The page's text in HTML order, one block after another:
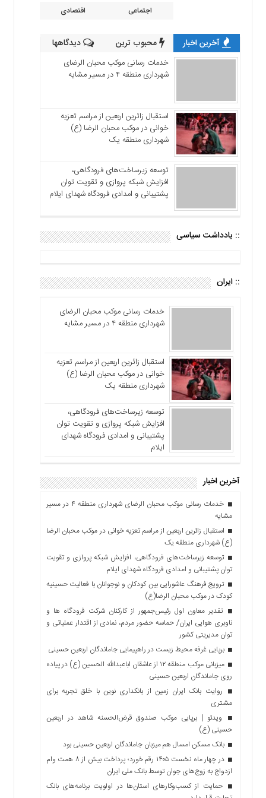
اجتماعی اقتصادی
آخرین اخبار محبوب ترین دیدگاهها
خدمات رسانی موکب محبان الرضای
شهرداری منطقه ۴ در مسیر مشایه
استقبال زائرین اربعین از مراسم تعزیه
خوانی در موکب محبان الرضا (ع)
شهرداری منطقه یک
توسعه زیرساخت‌های فرودگاهی،
افزایش شبکه پروازی و تقویت توان
پشتیبانی و امدادی فرودگاه شهدای ایلام
:: یادداشت سیاسی
:: ایران
خدمات رسانی موکب محبان الرضای
شهرداری منطقه ۴ در مسیر مشایه
استقبال زائرین اربعین از مراسم تعزیه
خوانی در موکب محبان الرضا (ع)
شهرداری منطقه یک
توسعه زیرساخت‌های فرودگاهی،
افزایش شبکه پروازی و تقویت توان
پشتیبانی و امدادی فرودگاه شهدای
ایلام
آخرین اخبار
خدمات رسانی موکب محبان الرضای شهرداری منطقه ۴ در مسیر
مشایه
استقبال زائرین اربعین از مراسم تعزیه خوانی در موکب محبان الرضا
(ع) شهرداری منطقه یک
توسعه زیرساخت‌های فرودگاهی، افزایش شبکه پروازی و تقویت
توان پشتیبانی و امدادی فرودگاه شهدای ایلام
ترویج فرهنگ عاشورایی بین کودکان و نوجوانان با فعالیت حسینیه
کودک در موکب محبان الرضا(ع)
تقدیر معاون اول رئیس‌جمهور از کارکنان شرکت فرودگاه ها و
ناوبری هوایی ایران/ حماسه حضور مردم، نمادی از اقتدار عملیاتی و
توان مدیریتی کشور
برپایی غرفه محیط زیست در راهپیمایی جاماندگان اربعین حسینی
میزبانی موکب منطقه ۱۲ از عاشقان اباعبدالله الحسین (ع) در پیاده
روی جاماندگان اربعین حسینی
روایت بانک ایران زمین از بانکداری نوین با خلق تجربه برای
مشتری
ویدئو | برپایی موکب صندوق قرض‌الحسنه شاهد در اربعین
حسینی (ع)
بانک مسکن امسال هم میزبان جاماندگان اربعین حسینی بود
در چهار ماه نخست ۱۴۰۵ رقم خورد؛ پرداخت بیش از ۸ همت وام
ازدواج به زوج‌های جوان توسط بانک ملی ایران
حمایت از کسب‌وکارهای استان‌ها در اولویت برنامه‌های بانک